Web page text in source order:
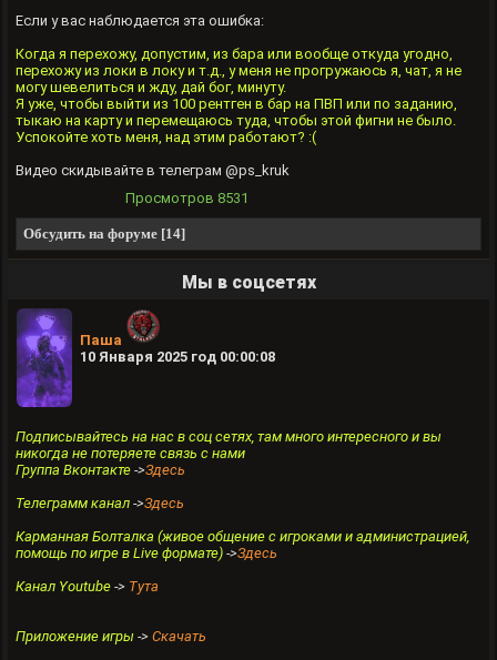
Если у вас наблюдается эта ошибка:
Когда я перехожу, допустим, из бара или вообще откуда угодно,
перехожу из локи в локу и т.д., у меня не прогружаюсь я, чат, я не
могу шевелиться и жду, дай бог, минуту.
Я уже, чтобы выйти из 100 рентген в бар на ПВП или по заданию,
тыкаю на карту и перемещаюсь туда, чтобы этой фигни не было.
Успокойте хоть меня, над этим работают? :(
Видео скидывайте в телеграм @ps_kruk
Просмотров 8531
Обсудить на форуме [14]
Мы в соцсетях
Паша
10 Января 2025 год 00:00:08
Подписывайтесь на нас в соц сетях, там много интересного и вы
никогда не потеряете связь с нами
Группа Вконтакте ->Здесь
Телеграмм канал ->Здесь
Карманная Болталка (живое общение с игроками и администрацией,
помощь по игре в Live формате) ->Здесь
Канал Youtube -> Тута
Приложение игры -> Скачать